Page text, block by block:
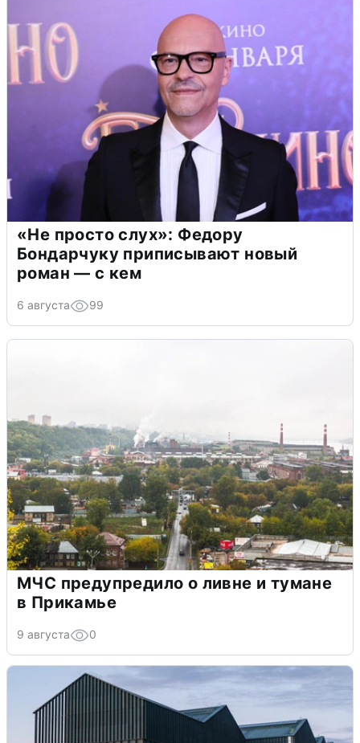
«Не просто слух»: Федору
Бондарчуку приписывают новый
роман — с кем
6 августа 99
МЧС предупредило о ливне и тумане
в Прикамье
9 августа 0